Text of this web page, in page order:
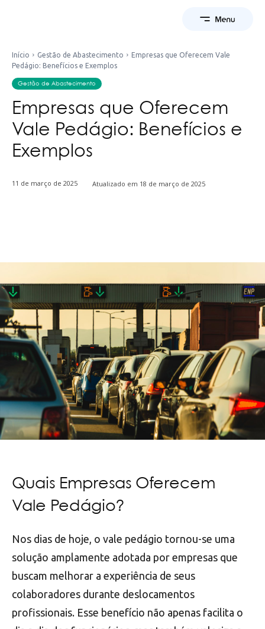
Início Gestão de Abastecimento
Empresas que Oferecem Vale
Pedágio: Benefícios e Exemplos
Gestão de Abastecimento
Empresas que Oferecem
Vale Pedágio: Benefícios e
Exemplos
11 de março de 2025 Atualizado em 18 de março de 2025
Quais Empresas Oferecem
Vale Pedágio?
Nos dias de hoje, o vale pedágio tornou-se uma
solução amplamente adotada por empresas que
buscam melhorar a experiência de seus
colaboradores durante deslocamentos
profissionais. Esse benefício não apenas facilita o